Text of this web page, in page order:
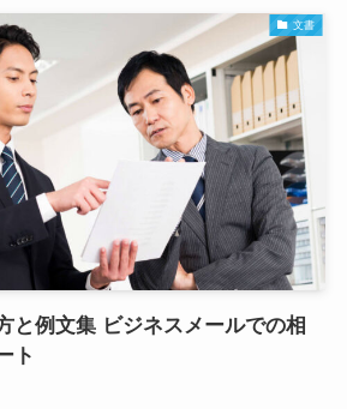
文書
と例文集 ビジネスメールでの相
ト